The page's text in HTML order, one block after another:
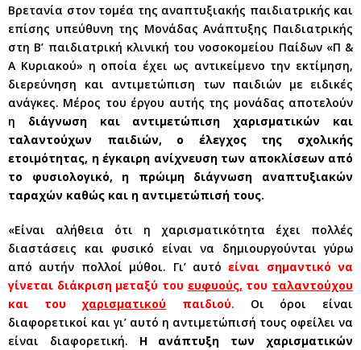
Βρετανία στον τομέα της αναπτυξιακής παιδιατρικής και
επίσης υπεύθυνη της Μονάδας Ανάπτυξης Παιδιατρικής
στη Β’ παιδιατρική κλινική του νοσοκομείου Παίδων «Π &
Α Κυριακού» η οποία έχει ως αντικείμενο την εκτίμηση,
διερεύνηση και αντιμετώπιση των παιδιών με ειδικές
ανάγκες. Μέρος του έργου αυτής της μονάδας αποτελούν
η διάγνωση και αντιμετώπιση χαρισματικών και
ταλαντούχων παιδιών, ο έλεγχος της σχολικής
ετοιμότητας, η έγκαιρη ανίχνευση των αποκλίσεων από
το φυσιολογικό, η πρώιμη διάγνωση αναπτυξιακών
ταραχών καθώς και η αντιμετώπισή τους.
«Είναι αλήθεια ότι η χαρισματικότητα έχει πολλές
διαστάσεις και φυσικό είναι να δημιουργούνται γύρω
από αυτήν πολλοί μύθοι. Γι’ αυτόείναι σημαντικό να
γίνεται διάκριση μεταξύ του ευφυούς, του ταλαντούχου
και του χαρισματικού παιδιού.
Οι όροι είναι
διαφορετικοί και γι’ αυτό η αντιμετώπισή τους οφείλει να
είναι διαφορετική. Η ανάπτυξη των χαρισματικών